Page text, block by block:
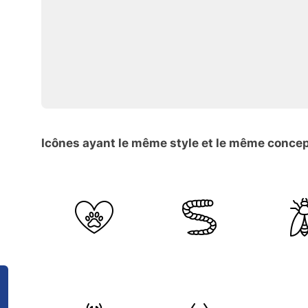
Icônes ayant le même style et le même